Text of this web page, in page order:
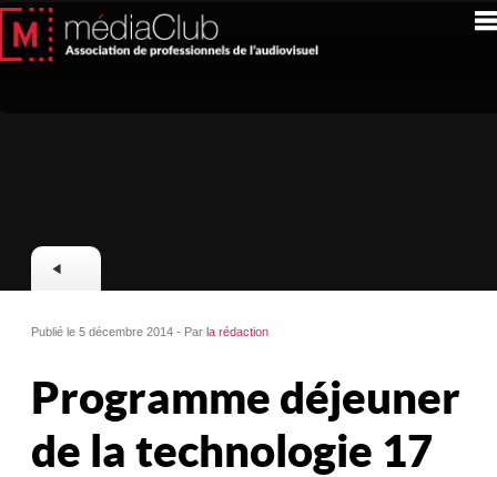
Publié le 5 décembre 2014 - Parla rédaction
Programme déjeuner
de la technologie 17